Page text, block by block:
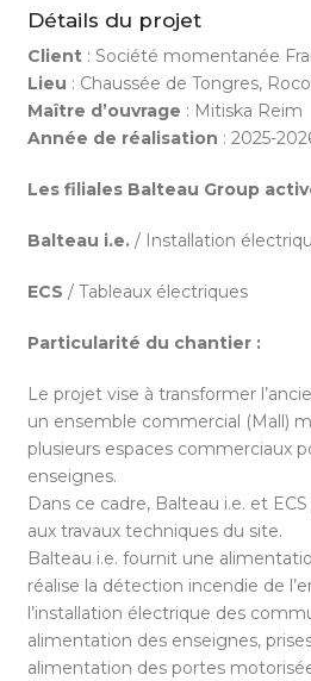
Détails du projet
Client: Société momentanée
Lieu : Chaussée de Tongres,
Maître d’ouvrage : Mitiska Reim
Année de réalisation : 2025-
Les filiales Balteau Group
Balteau i.e./ Installation
ECS / Tableaux électriques
Particularité du chantier :
Le projet vise à transformer
un ensemble commercial (Mall)
plusieurs espaces commerciaux
enseignes.
Dans ce cadre, Balteau i.e. et
aux travaux techniques du site.
Balteau i.e. fournit une
réalise la détection incendie de
l’installation électrique des
alimentation des enseignes,
alimentation des portes